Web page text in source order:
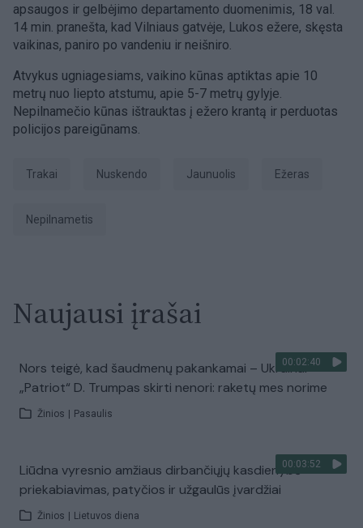
apsaugos ir gelbėjimo departamento duomenimis, 18 val.
14 min. pranešta, kad Vilniaus gatvėje, Lukos ežere, skęsta
vaikinas, paniro po vandeniu ir neišniro.
Atvykus ugniagesiams, vaikino kūnas aptiktas apie 10
metrų nuo liepto atstumu, apie 5-7 metrų gylyje.
Nepilnamečio kūnas ištrauktas į ežero krantą ir perduotas
policijos pareigūnams.
Trakai nuskendo jaunuolis ežeras
nepilnametis
Naujausi įrašai
00:02:40
Nors teigė, kad šaudmenų pakankamai – Ukrainai
„Patriot“ D. Trumpas skirti nenori: raketų mes norime
Žinios Pasaulis
00:03:52
Liūdna vyresnio amžiaus dirbančiųjų kasdienybė –
priekabiavimas, patyčios ir užgaulūs įvardžiai
Žinios Lietuvos diena